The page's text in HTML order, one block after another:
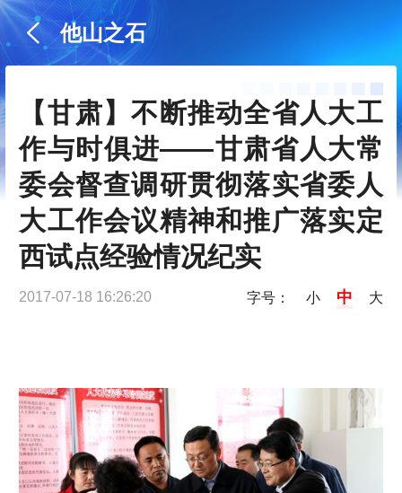
他山之石
【甘肃】不断推动全省人大工
作与时俱进——甘肃省人大常
委会督查调研贯彻落实省委人
大工作会议精神和推广落实定
西试点经验情况纪实
2017-07-18 16:26:20 字号： 小 中 大